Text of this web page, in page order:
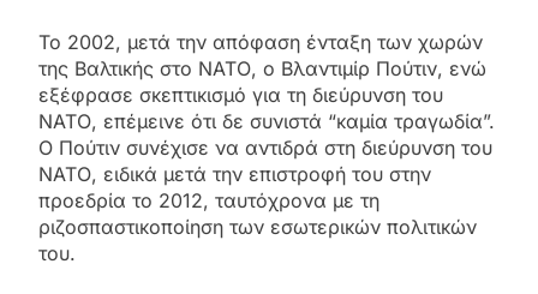
Το 2002, μετά την απόφαση ένταξη των χωρών
της Βαλτικής στο ΝΑΤΟ, ο Βλαντιμίρ Πούτιν, ενώ
εξέφρασε σκεπτικισμό για τη διεύρυνση του
ΝΑΤΟ, επέμεινε ότι δε συνιστά “καμία τραγωδία”.
Ο Πούτιν συνέχισε να αντιδρά στη διεύρυνση του
ΝΑΤΟ, ειδικά μετά την επιστροφή του στην
προεδρία το 2012, ταυτόχρονα με τη
ριζοσπαστικοποίηση των εσωτερικών πολιτικών
του.